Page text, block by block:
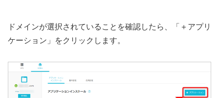
ドメインが選択されていることを確認したら、「＋アプリ
ケーション」をクリックします。